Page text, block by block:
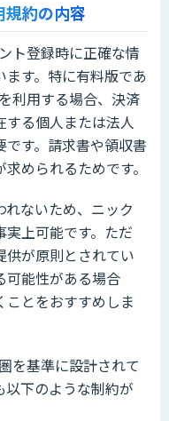
約の内容
ト登録時に正確な情
す。特に有料版であ
を利用する場合、決済
る個人または法人
す。請求書や領収書
められるためです。
ないため、ニック
上可能です。ただ
供が原則とされてい
可能性がある場合
とをおすすめしま
を基準に設計されて
以下のような制約が